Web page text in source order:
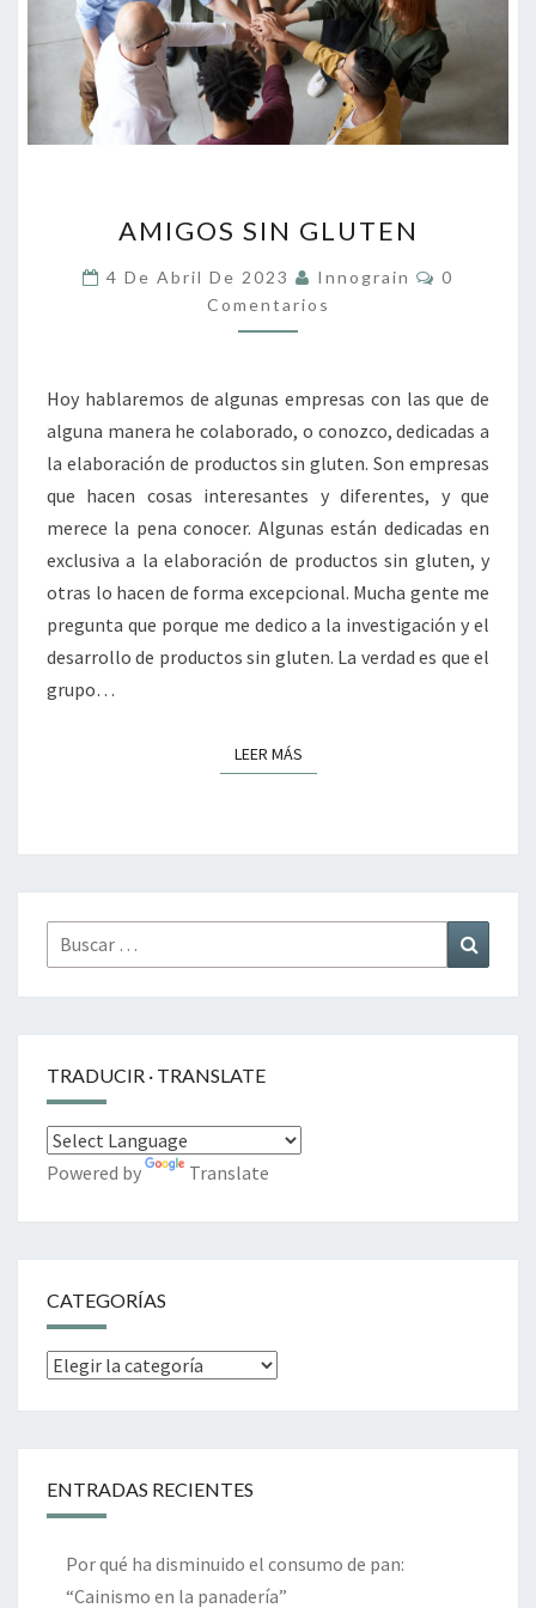
SIN
GLUTEN
AMIGOS SIN GLUTEN
4 De Abril De 2023 Innograin
0
Comentarios
Hoy hablaremos de algunas empresas con las que de
alguna manera he colaborado, o conozco, dedicadas a
la elaboración de productos sin gluten. Son empresas
que hacen cosas interesantes y diferentes, y que
merece la pena conocer. Algunas están dedicadas en
exclusiva a la elaboración de productos sin gluten, y
otras lo hacen de forma excepcional. Mucha gente me
pregunta que porque me dedico a la investigación y el
desarrollo de productos sin gluten. La verdad es que el
grupo…
LEER MÁSLEER MÁS
Buscar
por:
TRADUCIR · TRANSLATE
Powered by Translate
CATEGORÍAS
Categorías
ENTRADAS RECIENTES
Por qué ha disminuido el consumo de pan:
“Cainismo en la panadería”